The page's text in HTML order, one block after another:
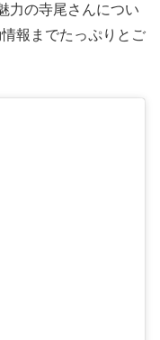
力の寺尾さんについ
報までたっぷりとご